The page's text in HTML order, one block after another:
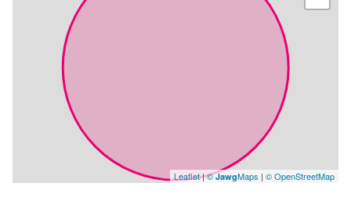
Leaflet|©JawgMaps | © OpenStreetMap